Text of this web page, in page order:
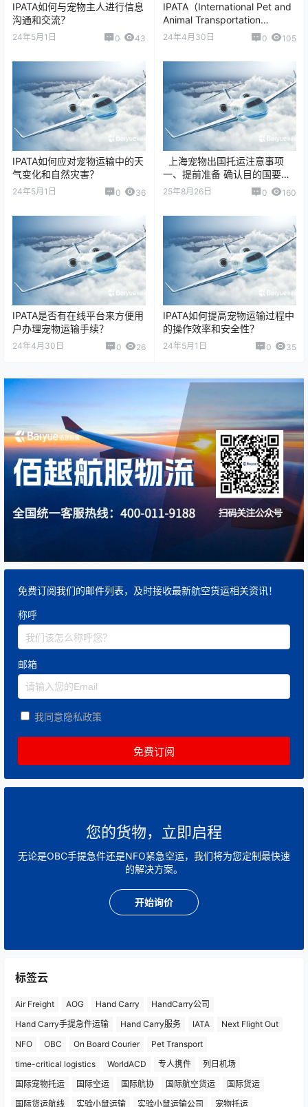
IPATA如何与宠物主人进行信息
沟通和交流？
24年5月1日 0 43
IPATA（International Pet and
Animal Transportation
Associatio…
24年4月30日 0 105
IPATA如何应对宠物运输中的天
气变化和自然灾害？
24年5月1日 0 36
上海宠物出国托运注意事项
一、提前准备 确认目的国要求
不同国家对宠物入境有不同检
疫标准（如狂犬疫苗接种、…
25年8月26日 0 160
IPATA是否有在线平台来方便用
户办理宠物运输手续？
24年4月30日 0 26
IPATA如何提高宠物运输过程中
的操作效率和安全性？
24年5月1日 0 35
免费订阅我们的邮件列表，及时接收最新航空货运相关资讯！
称呼
邮箱
我同意隐私政策
您的货物，立即启程
无论是OBC手提急件还是NFO紧急空运，我们将为您定制最快速
的解决方案。
开始询价
标签云
Air Freight AOG Hand Carry
HandCarry公司
Hand Carry手提急件运输
Hand Carry服务 IATA
Next Flight Out
NFO
OBC On Board Courier
Pet Transport
time-critical logistics
WorldACD 专人携件
列日机场
国际宠物托运
国际空运 国际航协 国际航空货运
国际货运
国际货运航线
实验小鼠运输 实验小鼠运输公司 宠物托运